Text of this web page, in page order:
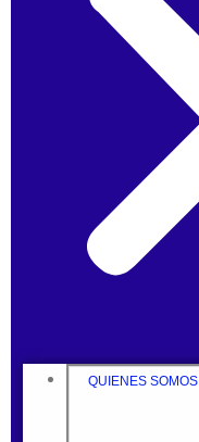
QUIENES SOMOS